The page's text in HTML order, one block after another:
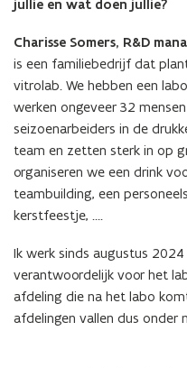
jullie en wat doen jullie?
Charisse Somers, R&D
is een familiebedrijf dat
vitrolab. We hebben een
werken ongeveer 32
seizoenarbeiders in de
team en zetten sterk in op
organiseren we een drink
teambuilding, een
kerstfeestje, ….
Ik werk sinds augustus
verantwoordelijk voor het
afdeling die na het labo
afdelingen vallen dus onder